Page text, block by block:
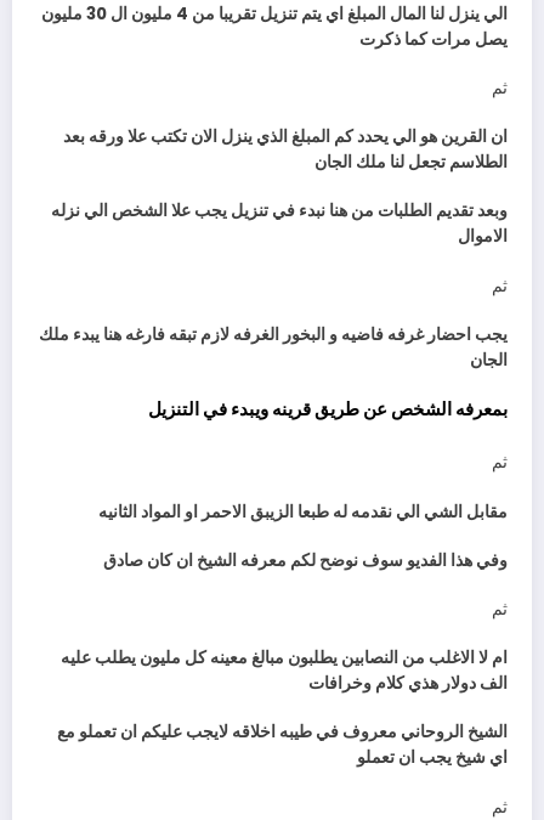
الي ينزل لنا المال المبلغ اي يتم تنزيل تقريبا من 4 مليون ال 30 مليون
يصل مرات كما ذكرت
ثم
ان القرين هو الي يحدد كم المبلغ الذي ينزل الان تكتب علا ورقه بعد
الطلاسم تجعل لنا ملك الجان
وبعد تقديم الطلبات من هنا نبدء في تنزيل يجب علا الشخص الي نزله
الاموال
ثم
يجب احضار غرفه فاضيه و البخور الغرفه لازم تبقه فارغه هنا يبدء ملك
الجان
بمعرفه الشخص عن طريق قرينه ويبدء في التنزيل
ثم
مقابل الشي الي نقدمه له طبعا الزيبق الاحمر او المواد الثانيه
وفي هذا الفديو سوف نوضح لكم معرفه الشيخ ان كان صادق
ثم
ام لا الاغلب من النصابين يطلبون مبالغ معينه كل مليون يطلب عليه
الف دولار هذي كلام وخرافات
الشيخ الروحاني معروف في طيبه اخلاقه لايجب عليكم ان تعملو مع
اي شيخ يجب ان تعملو
ثم